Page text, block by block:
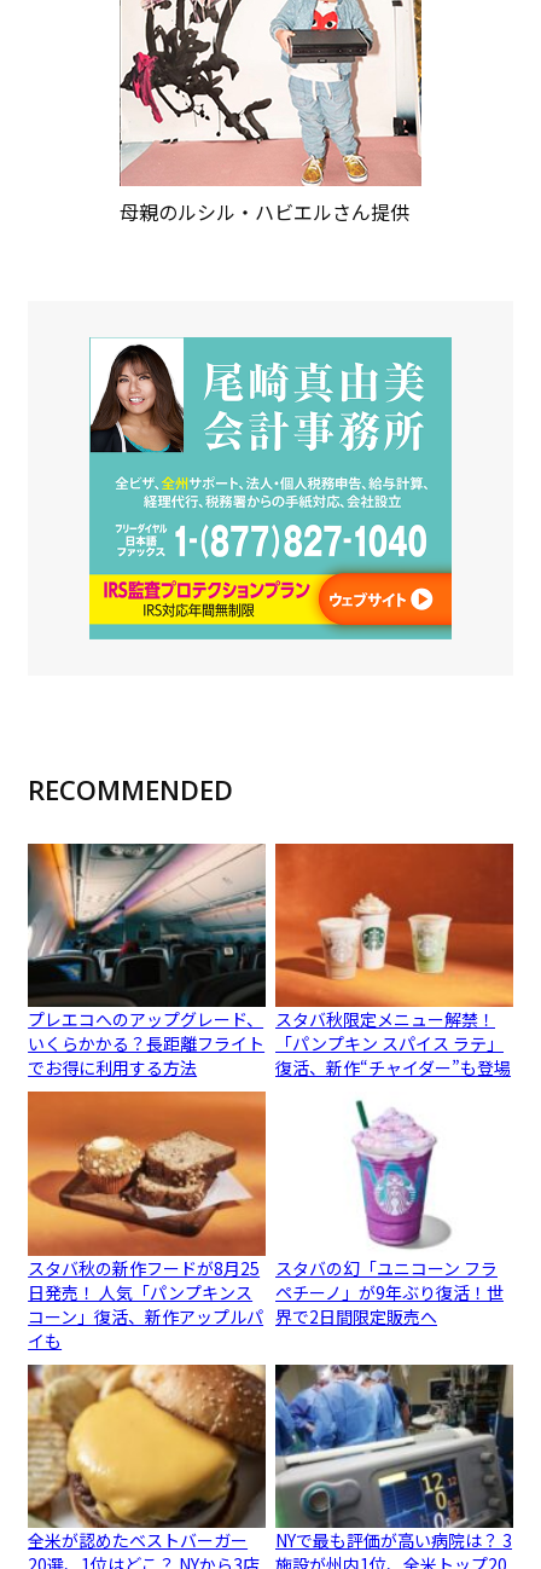
母親のルシル・ハビエルさん提供
RECOMMENDED
プレエコへのアップグレード、
いくらかかる？長距離フライト
でお得に利用する方法
スタバ秋限定メニュー解禁！
「パンプキン スパイス ラテ」
復活、新作“チャイダー”も登場
スタバ秋の新作フードが8月25
日発売！ 人気「パンプキンス
コーン」復活、新作アップルパ
イも
スタバの幻「ユニコーン フラ
ペチーノ」が9年ぶり復活！世
界で2日間限定販売へ
全米が認めたベストバーガー
NYで最も評価が高い病院は？ 3